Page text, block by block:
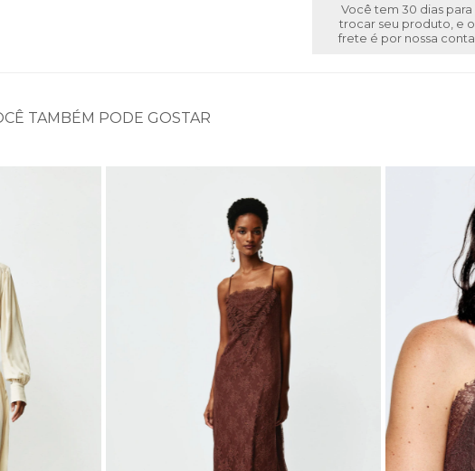
Você tem 30 dias para
trocar seu produto, e o
frete é por nossa conta
TAMBÉM PODE GOSTAR